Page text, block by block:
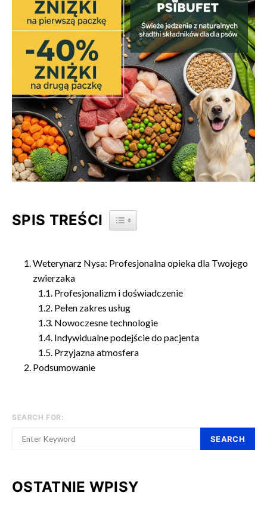
SPIS TREŚCI TOGGLE TABLE OF CONTENT
Weterynarz Nysa: Profesjonalna opieka dla Twojego
zwierzaka
Profesjonalizm i doświadczenie
Pełen zakres usług
Nowoczesne technologie
Indywidualne podejście do pacjenta
Przyjazna atmosfera
Podsumowanie
SEARCH FOR:
SEARCH
OSTATNIE WPISY